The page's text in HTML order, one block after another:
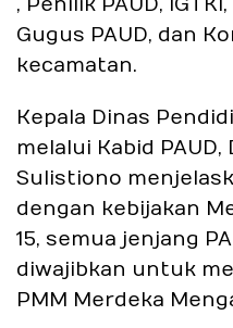
Gugus PAUD, dan
kecamatan.
Kepala Dinas
melalui Kabid
Sulistiono
dengan kebijakan
15, semua jenjang
diwajibkan untuk
PMM Merdeka